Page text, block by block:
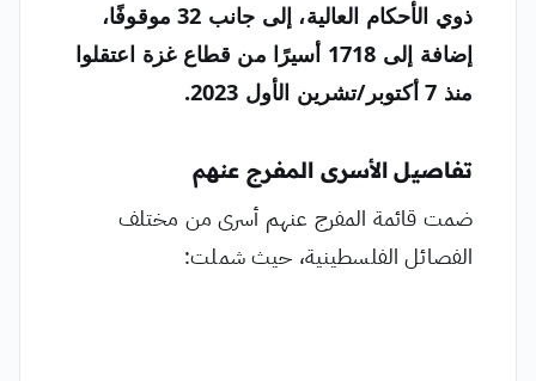
ذوي الأحكام العالية، إلى جانب 32 موقوفًا،
إضافة إلى 1718 أسيرًا من قطاع غزة اعتقلوا
منذ 7 أكتوبر/تشرين الأول 2023.
تفاصيل الأسرى المفرج عنهم
ضمت قائمة المفرج عنهم أسرى من مختلف
الفصائل الفلسطينية، حيث شملت: